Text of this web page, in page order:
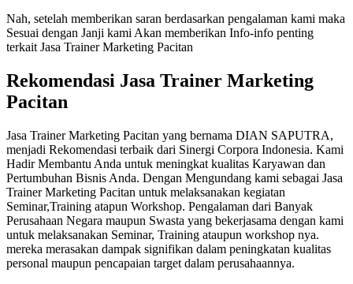
Nah, setelah memberikan saran berdasarkan pengalaman kami maka
Sesuai dengan Janji kami Akan memberikan Info-info penting
terkait Jasa Trainer Marketing Pacitan
Rekomendasi Jasa Trainer Marketing
Pacitan
Jasa Trainer Marketing Pacitan yang bernama DIAN SAPUTRA,
menjadi Rekomendasi terbaik dari Sinergi Corpora Indonesia. Kami
Hadir Membantu Anda untuk meningkat kualitas Karyawan dan
Pertumbuhan Bisnis Anda. Dengan Mengundang kami sebagai Jasa
Trainer Marketing Pacitan untuk melaksanakan kegiatan
Seminar,Training atapun Workshop. Pengalaman dari Banyak
Perusahaan Negara maupun Swasta yang bekerjasama dengan kami
untuk melaksanakan Seminar, Training ataupun workshop nya.
mereka merasakan dampak signifikan dalam peningkatan kualitas
personal maupun pencapaian target dalam perusahaannya.